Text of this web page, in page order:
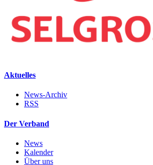
Aktuelles
News-Archiv
RSS
Der Verband
News
Kalender
Über uns